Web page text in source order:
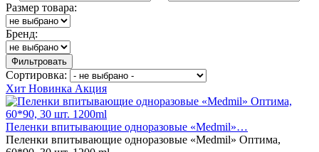
Размер товара:
Бренд:
Сортировка:
Хит Новинка Акция
Пеленки впитывающие одноразовые «Medmil»…
Пеленки впитывающие одноразовые «Medmil» Оптима,